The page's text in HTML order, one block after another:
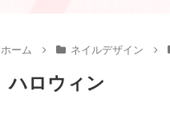
ホーム ネイルデザイン
ハロウィン